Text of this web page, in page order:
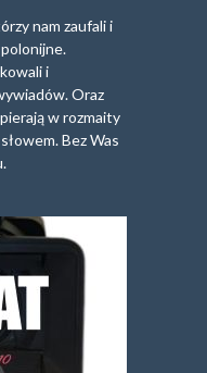
nam zaufali i
i
Oraz
w rozmaity
Bez Was